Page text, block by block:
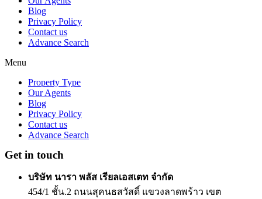
Blog
Privacy Policy
Contact us
Advance Search
Menu
Property Type
Our Agents
Blog
Privacy Policy
Contact us
Advance Search
Get in touch
บริษัท นารา พลัส เรียลเอสเตท จำกัด
454/1 ชั้น.2 ถนนสุคนธสวัสดิ์ แขวงลาดพร้าว เขต